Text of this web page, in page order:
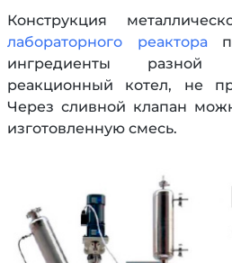
Конструкция
лабораторного реактора
ингредиенты разной
реакционный котел, не
Через сливной клапан
изготовленную смесь.